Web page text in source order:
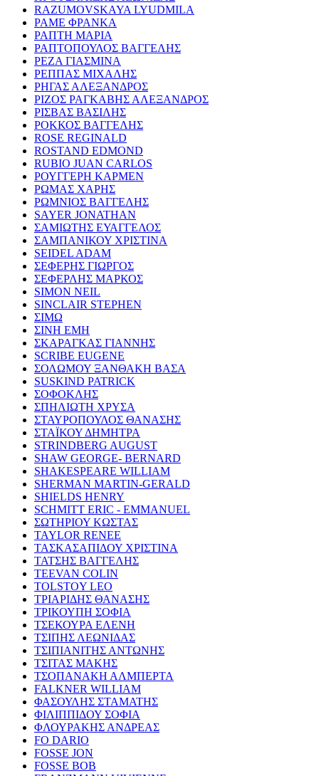
RAZUMOVSKAYA LYUDMILA
ΡΑΜΕ ΦΡΑΝΚΑ
ΡΑΠΤΗ ΜΑΡΙΑ
ΡΑΠΤΟΠΟΥΛΟΣ ΒΑΓΓΕΛΗΣ
ΡΕΖΑ ΓΙΑΣΜΙΝΑ
ΡΕΠΠΑΣ ΜΙΧΑΛΗΣ
ΡΗΓΑΣ ΑΛΕΞΑΝΔΡΟΣ
ΡΙΖΟΣ ΡΑΓΚΑΒΗΣ ΑΛΕΞΑΝΔΡΟΣ
ΡΙΣΒΑΣ ΒΑΣΙΛΗΣ
ΡΟΚΚΟΣ ΒΑΓΓΕΛΗΣ
ROSE REGINALD
ROSTAND EDMOND
RUBIO JUAN CARLOS
ΡΟΥΓΓΕΡΗ ΚΑΡΜΕΝ
ΡΩΜΑΣ ΧΑΡΗΣ
ΡΩΜΝΙΟΣ ΒΑΓΓΕΛΗΣ
SAYER JONATHAN
ΣΑΜΙΩΤΗΣ ΕΥΑΓΓΕΛΟΣ
ΣΑΜΠΑΝΙΚΟΥ ΧΡΙΣΤΙΝΑ
SEIDEL ADAM
ΣΕΦΕΡΗΣ ΓΙΩΡΓΟΣ
ΣΕΦΕΡΛΗΣ ΜΑΡΚΟΣ
SIMON NEIL
SINCLAIR STEPHEN
ΣΙΜΩ
ΣΙΝΗ ΕΜΗ
ΣΚΑΡΑΓΚΑΣ ΓΙΑΝΝΗΣ
SCRIBE EUGENE
ΣΟΛΩΜΟΥ ΞΑΝΘΑΚΗ ΒΑΣΑ
SUSKIND PATRICK
ΣΟΦΟΚΛΗΣ
ΣΠΗΛΙΩΤΗ ΧΡΥΣΑ
ΣΤΑΥΡΟΠΟΥΛΟΣ ΘΑΝΑΣΗΣ
ΣΤΑΪΚΟΥ ΔΗΜΗΤΡΑ
STRINDBERG AUGUST
SHAW GEORGE- BERNARD
SHAKESPEARE WILLIAM
SHERMAN MARTIN-GERALD
SHIELDS HENRY
SCHMITT ERIC - EMMANUEL
ΣΩΤΗΡΙΟΥ ΚΩΣΤΑΣ
TAYLOR RENEE
ΤΑΣΚΑΣΑΠΙΔΟΥ ΧΡΙΣΤΙΝΑ
ΤΑΤΣΗΣ ΒΑΓΓΕΛΗΣ
TEEVAN COLIN
TOLSTOY LEO
ΤΡΙΑΡΙΔΗΣ ΘΑΝΑΣΗΣ
ΤΡΙΚΟΥΠΗ ΣΟΦΙΑ
ΤΣΕΚΟΥΡΑ ΕΛΕΝΗ
ΤΣΙΠΗΣ ΛΕΩΝΙΔΑΣ
ΤΣΙΠΙΑΝΙΤΗΣ ΑΝΤΩΝΗΣ
ΤΣΙΤΑΣ ΜΑΚΗΣ
ΤΣΟΠΑΝΑΚΗ ΑΛΜΠΕΡΤΑ
FALKNER WILLIAM
ΦΑΣΟΥΛΗΣ ΣΤΑΜΑΤΗΣ
ΦΙΛΙΠΠΙΔΟΥ ΣΟΦΙΑ
ΦΛΟΥΡΑΚΗΣ ΑΝΔΡΕΑΣ
FO DARIO
FOSSE JON
FOSSE BOB